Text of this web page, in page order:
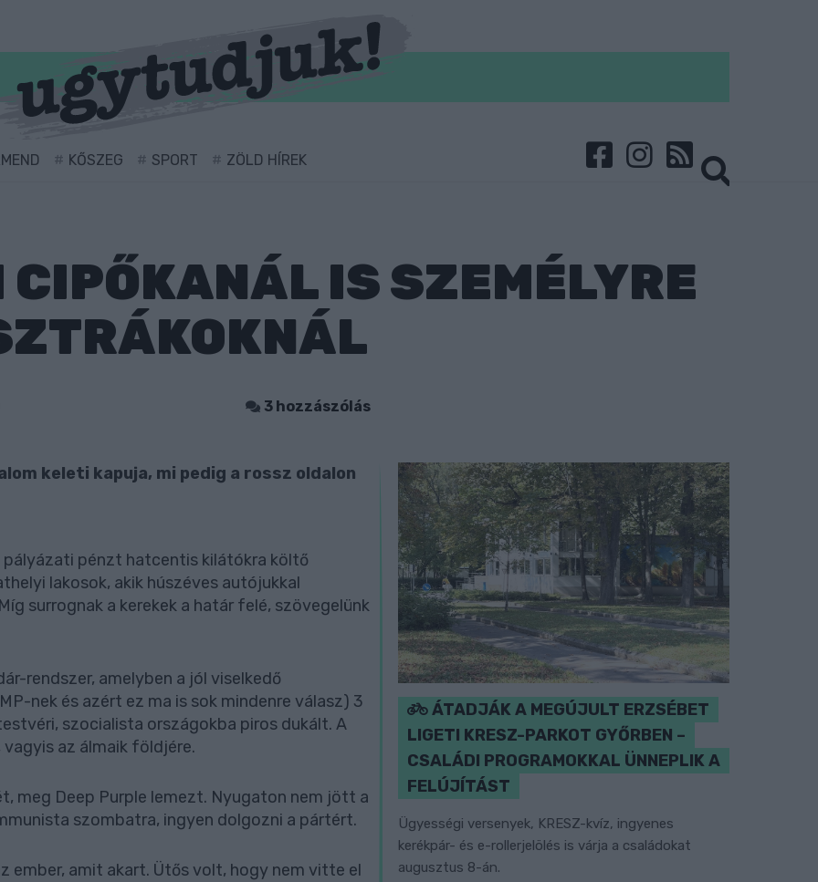
KŐSZEG SPORT ZÖLD HÍREK
CIPŐKANÁL IS SZEMÉLYRE
3 hozzászólás
keleti kapuja, mi pedig a rossz oldalon
pályázati pénzt hatcentis kilátókra költő
lakosok, akik húszéves autójukkal
surrognak a kerekek a határ felé, szövegelünk
rendszer, amelyben a jól viselkedő
nek és azért ez ma is sok mindenre válasz) 3
szocialista országokba piros dukált. A
az álmaik földjére.
meg Deep Purple lemezt. Nyugaton nem jött a
szombatra, ingyen dolgozni a pártért.
ember, amit akart. Ütős volt, hogy nem vitte el
ÁTADJÁK A MEGÚJULT ERZSÉBET
LIGETI KRESZ-PARKOT GYŐRBEN –
CSALÁDI PROGRAMOKKAL ÜNNEPLIK A
FELÚJÍTÁST
Ügyességi versenyek, KRESZ-kvíz, ingyenes
kerékpár- és e-rollerjelölés is várja a családokat
augusztus 8-án.